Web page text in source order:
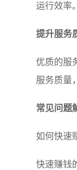
运行效率
提升服务
优质的服
服务质量
常见问题
如何快速
快速赚钱